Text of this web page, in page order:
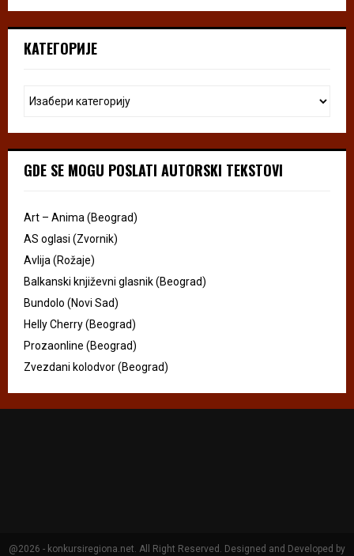
КАТЕГОРИЈЕ
GDE SE MOGU POSLATI AUTORSKI TEKSTOVI
Art – Anima (Beograd)
AS oglasi (Zvornik)
Avlija (Rožaje)
Balkanski književni glasnik (Beograd)
Bundolo (Novi Sad)
Helly Cherry (Beograd)
Prozaonline (Beograd)
Zvezdani kolodvor (Beograd)
@2026 - konkursiregiona.net. All Right Reserved. Designed and Developed by